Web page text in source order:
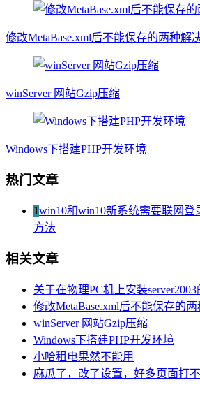
修改MetaBase.xml后不能保存的两种解
winServer 网站Gzip压缩
Windows下搭建PHP开发环境
热门文章
1win10和win10新系统需要联网登
方法
相关文章
关于在物理PC机上安装server2003
修改MetaBase.xml后不能保存的
winServer 网站Gzip压缩
Windows下搭建PHP开发环境
小哈租电果然不能用
麻瓜了，改了设置，好多页面打不